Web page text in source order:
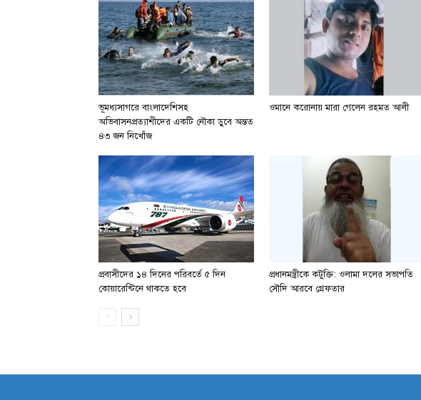
ভূমধ্যসাগরে বাংলাদেশিসহ
অভিবাসনপ্রত্যাশীদের একটি নৌকা ডুবে অন্তত
৪৩ জন নিখোঁজ
ওমানে করোনায় মারা গেলেন রহমত আলী
প্রবাসীদের ১৪ দিনের পরিবর্তে ৫ দিন
কোয়ারেন্টিনে থাকতে হবে
প্রধানমন্ত্রীকে কটুক্তি: ওলামা দলের সভাপতি
সৌদি আরবে গ্রেফতার